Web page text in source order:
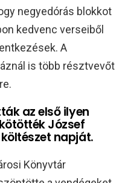
negyedórás blokkot
kedvenc verseiből
A
is több résztvevőt
az első ilyen
József
napját.
Könyvtár